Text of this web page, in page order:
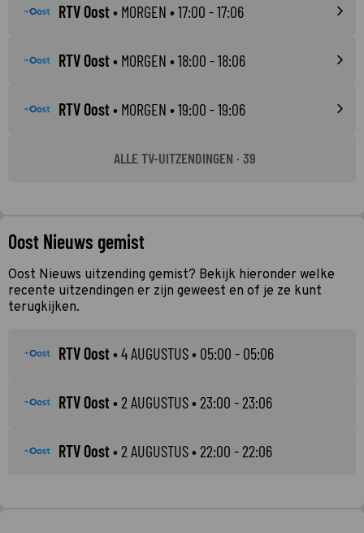
RTV Oost• MORGEN • 17:00 - 17:06
RTV Oost• MORGEN • 18:00 - 18:06
RTV Oost• MORGEN • 19:00 - 19:06
ALLE TV-UITZENDINGEN · 39
Oost Nieuws gemist
Oost Nieuws uitzending gemist? Bekijk hieronder welke
recente uitzendingen er zijn geweest en of je ze kunt
terugkijken.
RTV Oost•4 AUGUSTUS• 05:00 - 05:06
RTV Oost•2 AUGUSTUS• 23:00 - 23:06
RTV Oost•2 AUGUSTUS• 22:00 - 22:06